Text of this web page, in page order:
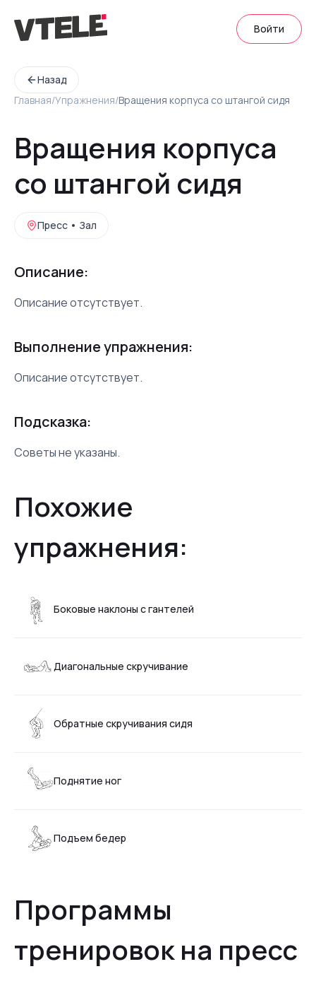
Войти
Назад
Главная/Упражнения/Вращения корпуса со штангой сидя
Вращения корпуса
со штангой сидя
Пресс • Зал
Описание:
Описание отсутствует.
Выполнение упражнения:
Описание отсутствует.
Подсказка:
Советы не указаны.
Похожие
упражнения:
Боковые наклоны с гантелей
Диагональные скручивание
Обратные скручивания сидя
Поднятие ног
Подъем бедер
Программы
тренировок на пресс